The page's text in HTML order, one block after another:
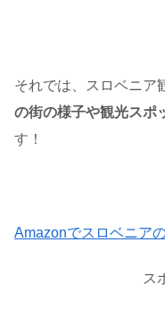
それでは、スロベニア
の街の様子や観光スポ
す！
Amazonでスロベニア
ス